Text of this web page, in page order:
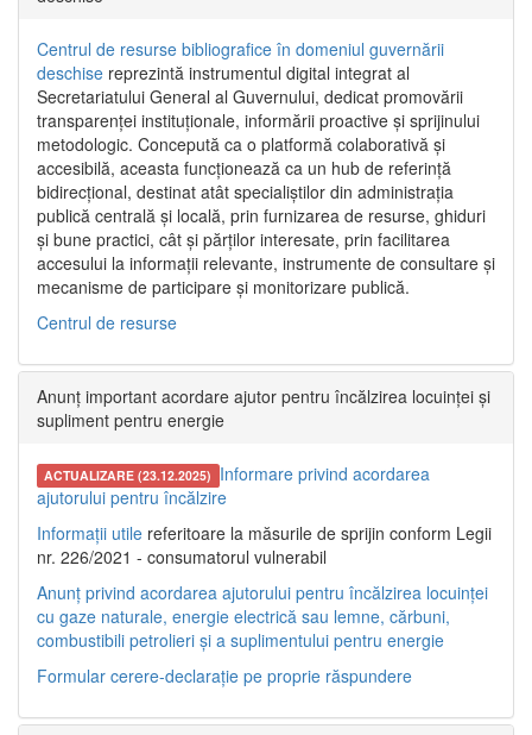
Centrul de resurse bibliografice în domeniul guvernării
deschise reprezintă instrumentul digital integrat al
Secretariatului General al Guvernului, dedicat promovării
transparenței instituționale, informării proactive și sprijinului
metodologic. Concepută ca o platformă colaborativă și
accesibilă, aceasta funcționează ca un hub de referință
bidirecțional, destinat atât specialiștilor din administrația
publică centrală și locală, prin furnizarea de resurse, ghiduri
și bune practici, cât și părților interesate, prin facilitarea
accesului la informații relevante, instrumente de consultare și
mecanisme de participare și monitorizare publică.
Centrul de resurse
Anunț important acordare ajutor pentru încălzirea locuinței și
supliment pentru energie
ACTUALIZARE (23.12.2025) Informare privind acordarea
ajutorului pentru încălzire
Informații utile referitoare la măsurile de sprijin conform Legii
nr. 226/2021 - consumatorul vulnerabil
Anunț privind acordarea ajutorului pentru încălzirea locuinței
cu gaze naturale, energie electrică sau lemne, cărbuni,
combustibili petrolieri și a suplimentului pentru energie
Formular cerere-declarație pe proprie răspundere